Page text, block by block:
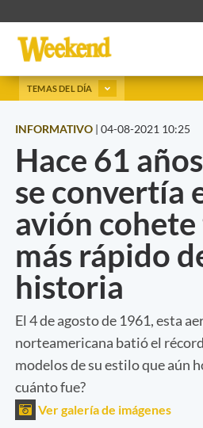
TEMAS DEL DÍA
INFORMATIVO | 04-08-2021 10:25
Hace 61
se convertía
avión
más rápido
historia
El 4 de agosto de 1961, esta
norteamericana batió el
modelos de su estilo que aún
cuánto fue?
Ver galería de imágenes